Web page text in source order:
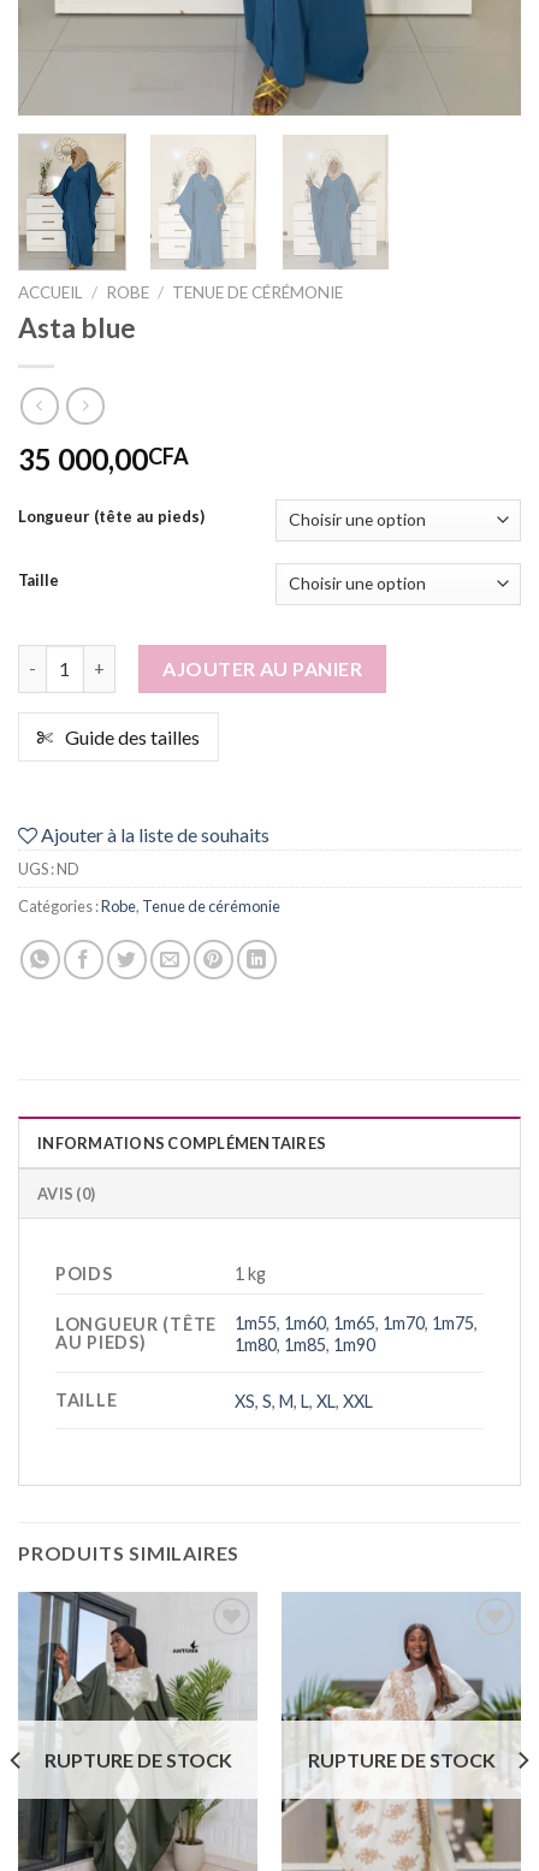
ACCUEIL / ROBE / TENUE DE CÉRÉMONIE
Asta blue
35 000,00CFA
Longueur (tête au pieds)
Taille
AJOUTER AU PANIER
Guide des tailles
Ajouter à la liste de souhaits
UGS :ND
Catégories :Robe, Tenue de cérémonie
INFORMATIONS COMPLÉMENTAIRES
AVIS (0)
POIDS 1 kg
LONGUEUR (TÊTE
AU PIEDS)
1m55, 1m60, 1m65, 1m70, 1m75,
1m80, 1m85, 1m90
TAILLE XS,S,M,L,XL,XXL
PRODUITS SIMILAIRES
Ajouter
à la liste
de
souhaits
RUPTURE DE STOCK
Ajouter
à la liste
de
souhaits
RUPTURE DE STOCK